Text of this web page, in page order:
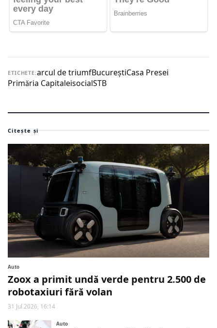
ETICHETE:arcul de triumfBucureștiCasa Presei
Primăria CapitaleisocialSTB
Citește și
Auto
Zoox a primit undă verde pentru 2.500 de
robotaxiuri fără volan
31 Jul 2026, 16:14
Auto